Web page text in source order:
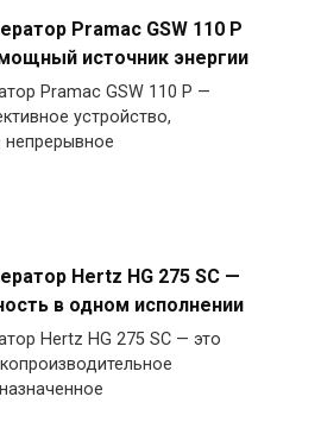
Pramac GSW 110 P
источник энергии
Pramac GSW 110 P —
устройство,
Hertz HG 275 SC —
в одном исполнении
Hertz HG 275 SC — это